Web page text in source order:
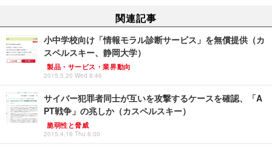
関連記事
小中学校向け「情報モラル診断サービス」を無償提供（カ
スペルスキー、静岡大学）
製品・サービス・業界動向
2015.5.20 Wed 8:46
サイバー犯罪者同士が互いを攻撃するケースを確認、「A
PT戦争」の兆しか（カスペルスキー）
脆弱性と脅威
2015.4.16 Thu 8:00